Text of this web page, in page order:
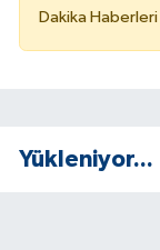
Dakika
Yükleniyor...